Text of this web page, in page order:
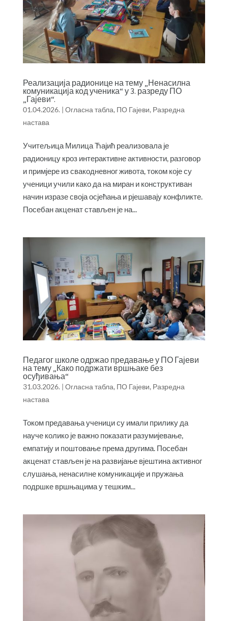
Реализација радионице на тему „Ненасилна
комуникација код ученика“ у 3. разреду ПО
„Гајеви“.
01.04.2026. | Огласна табла, ПО Гајеви, Разредна
настава
Учитељица Милица Ћајић реализовала је
радионицу кроз интерактивне активности, разговор
и примјере из свакодневног живота, током које су
ученици учили како да на миран и конструктиван
начин изразе своја осјећања и рјешавају конфликте.
Посебан акценат стављен је на...
Педагог школе одржао предавање у ПО Гајеви
на тему „Како подржати вршњаке без
осуђивања“
31.03.2026. | Огласна табла, ПО Гајеви, Разредна
настава
Током предавања ученици су имали прилику да
науче колико је важно показати разумијевање,
емпатију и поштовање према другима. Посебан
акценат стављен је на развијање вјештина активног
слушања, ненасилне комуникације и пружања
подршке вршњацима у тешким...